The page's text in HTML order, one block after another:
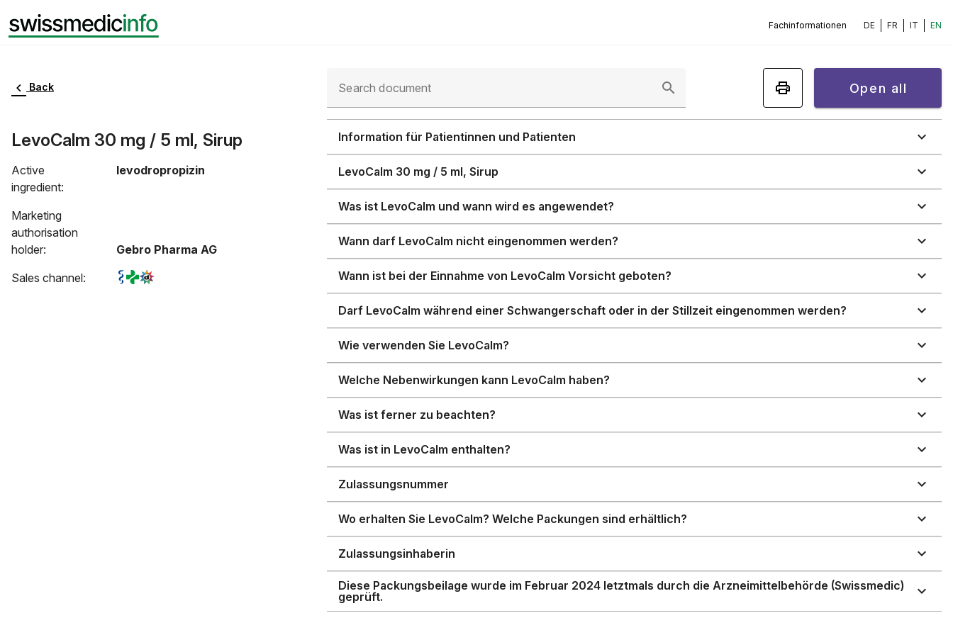
Fachinformationen DE FR IT EN
Back
LevoCalm 30 mg / 5 ml, Sirup
Active
ingredient:
levodropropizin
Marketing
authorisation
holder:
Gebro Pharma AG
Sales channel:
Search document Open all
Information für Patientinnen und Patienten
LevoCalm 30 mg / 5 ml, Sirup
Was ist LevoCalm und wann wird es angewendet?
Wann darf LevoCalm nicht eingenommen werden?
Wann ist bei der Einnahme von LevoCalm Vorsicht geboten?
Darf LevoCalm während einer Schwangerschaft oder in der Stillzeit eingenommen werden?
Wie verwenden Sie LevoCalm?
Welche Nebenwirkungen kann LevoCalm haben?
Was ist ferner zu beachten?
Was ist in LevoCalm enthalten?
Zulassungsnummer
Wo erhalten Sie LevoCalm? Welche Packungen sind erhältlich?
Zulassungsinhaberin
Diese Packungsbeilage wurde im Februar 2024 letztmals durch die Arzneimittelbehörde (Swissmedic)
geprüft.